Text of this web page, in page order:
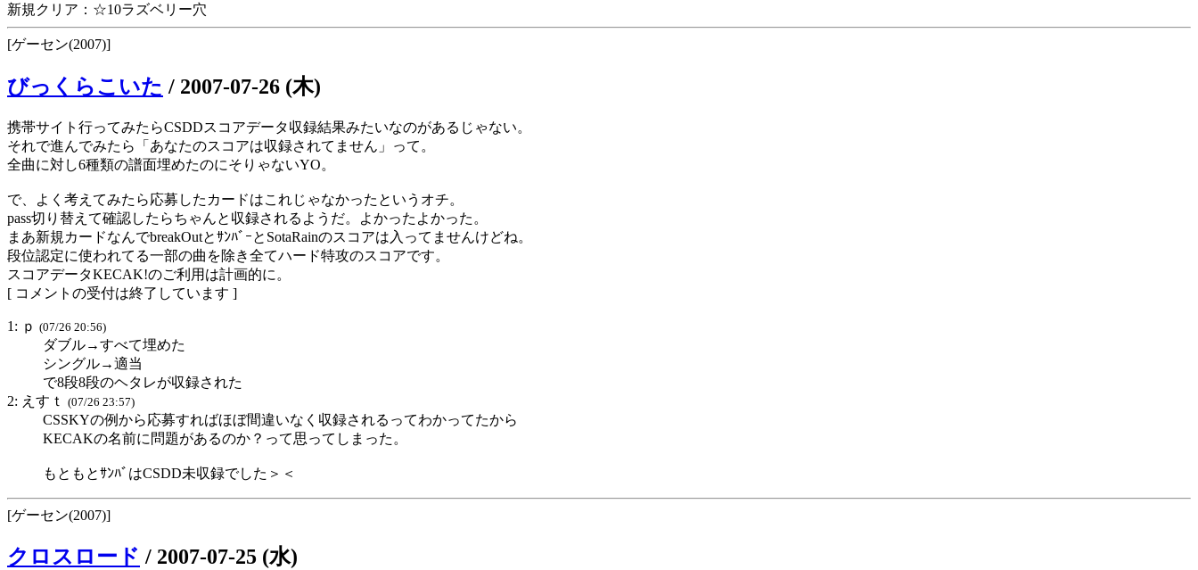
新規クリア：☆10ラズベリー穴
[ゲーセン(2007)]
びっくらこいた / 2007-07-26 (木)
携帯サイト行ってみたらCSDDスコアデータ収録結果みたいなのがあるじゃない。
それで進んでみたら「あなたのスコアは収録されてません」って。
全曲に対し6種類の譜面埋めたのにそりゃないYO。
で、よく考えてみたら応募したカードはこれじゃなかったというオチ。
pass切り替えて確認したらちゃんと収録されるようだ。よかったよかった。
まあ新規カードなんでbreakOutとｻﾝﾊﾞｰとSotaRainのスコアは入ってませんけどね。
段位認定に使われてる一部の曲を除き全てハード特攻のスコアです。
スコアデータKECAK!のご利用は計画的に。
[ コメントの受付は終了しています ]
1: ｐ (07/26 20:56)
ダブル→すべて埋めた
シングル→適当
で8段8段のヘタレが収録された
2: えすｔ (07/26 23:57)
CSSKYの例から応募すればほぼ間違いなく収録されるってわかってたから
KECAKの名前に問題があるのか？って思ってしまった。
もともとｻﾝﾊﾞはCSDD未収録でした＞＜
[ゲーセン(2007)]
クロスロード / 2007-07-25 (水)